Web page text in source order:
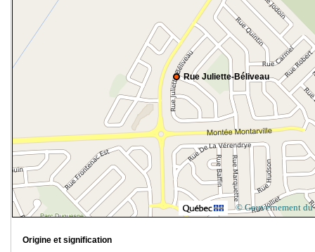
Rue Juliette-Béliveau
© Gouvernement du
Origine et signification